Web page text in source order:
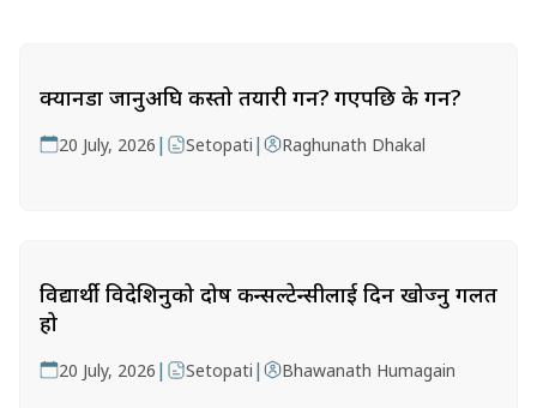
क्यानडा जानुअघि कस्तो तयारी गर्ने? गएपछि के गर्ने?
20 July, 2026 | Setopati | Raghunath Dhakal
विद्यार्थी विदेशिनुको दोष कन्सल्टेन्सीलाई दिन खोज्नु गलत
हो
20 July, 2026 | Setopati | Bhawanath Humagain